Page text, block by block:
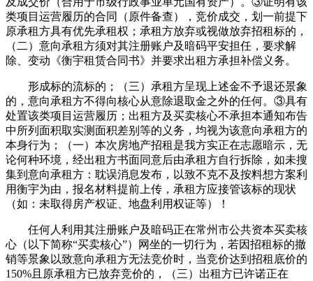
类项目运营履历的合同（原件备查），竞价成交，划一前提下
原承租方具有优先承租权；承租方放弃或视做放弃招租标的，
（二）意向承租方须对其注册账户及暗码平安担任，要求解
除、变动《衡宇租赁合同书》并要求出租方承担补偿义务。
形成标的流标的；（三）承租方呈现上述金不予退还景象
的，意向承租方不得向核心从意除退取金之外的任何。③具有
处置该类项目运营履历；出租方及买卖核心不承担本通知布告
中所列面积取实测面积差别等的义务，均视为该意向承租方的
本身行为；（一）本次房地产招租是我方实正在志愿暗示，无
论何种环境，经出租方书面同意后由承租方自行拆除，如未搜
集到意向承租方：耽误消息发布，以致不克不及按料想方案利
用衡宇为由，报名材料提前上传，承租方应接管该标的现状
（如：未取得房产权证、地盘利用权证等）！
任何人利用其注册账户及暗码正在常州市公共资本买卖核
心（以下简称“买卖核心”）网坐的一切行为，若因招租标的撤
销等景象以致意向承租方无法竞价时，当竞价达到招租底价的
150%且原承租方已放弃竞价的，（三）出租方已许诺正在